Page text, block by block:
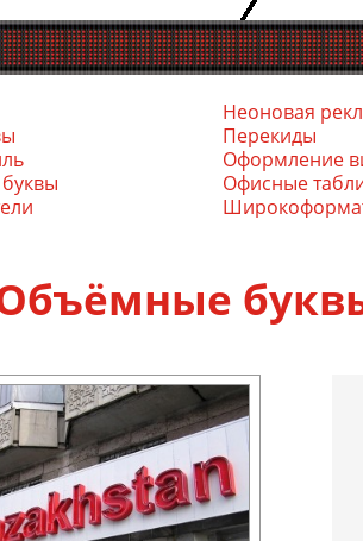
Неоновая
Перекиды
Оформление
Офис­ные